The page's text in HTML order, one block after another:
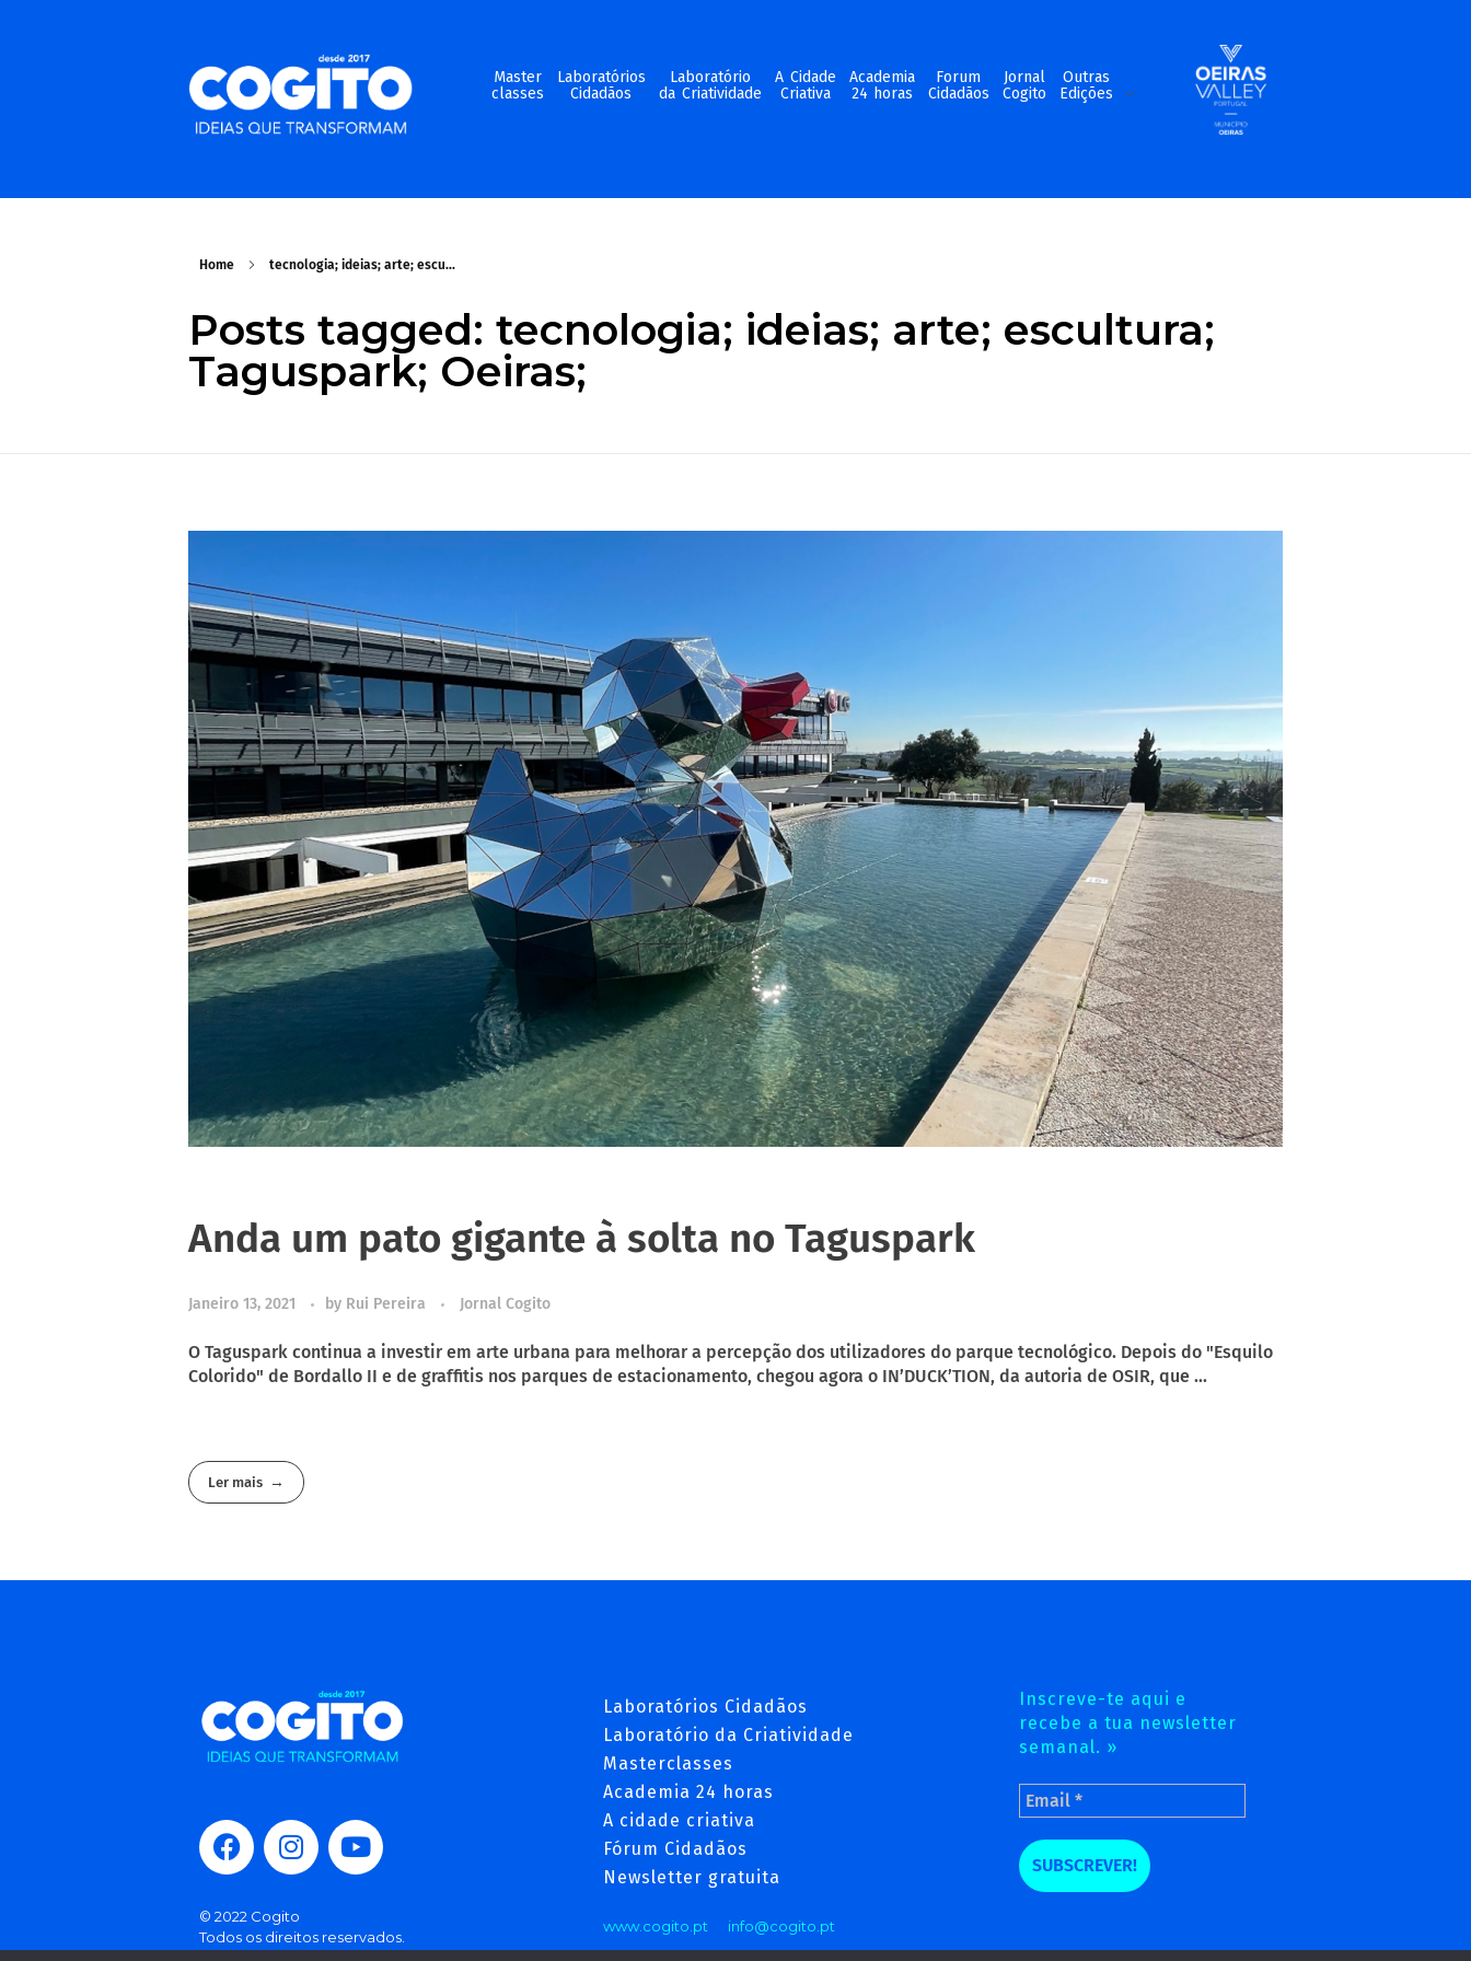
Master
classes
Laboratórios
Cidadãos
Laboratório
da Criatividade
A Cidade
Criativa
Academia
24 horas
Forum
Cidadãos
Jornal
Cogito
Outras
Edições
Home tecnologia; ideias; arte; escu...
Posts tagged: tecnologia; ideias; arte; escultura;
Taguspark; Oeiras;
Anda um pato gigante à solta no Taguspark
Janeiro 13, 2021 by Rui Pereira Jornal Cogito
O Taguspark continua a investir em arte urbana para melhorar a percepção dos utilizadores do parque tecnológico. Depois do "Esquilo
Colorido" de Bordallo II e de graffitis nos parques de estacionamento, chegou agora o IN’DUCK’TION, da autoria de OSIR, que ...
Ler mais
© 2022 Cogito
Todos os direitos reservados.
Laboratórios Cidadãos
Laboratório da Criatividade
Masterclasses
Academia 24 horas
A cidade criativa
Fórum Cidadãos
Newsletter gratuita
www.cogito.pt info@cogito.pt
Inscreve-te aqui e
recebe a tua newsletter
semanal. »